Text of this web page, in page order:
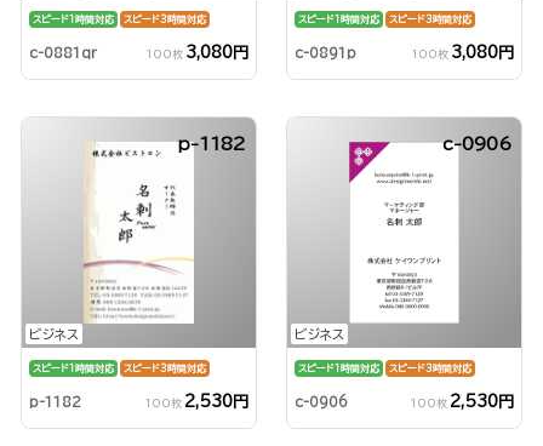
スピード1時間対応 スピード3時間対応
c-0881qr 100枚 3,080円
スピード1時間対応 スピード3時間対応
c-0891p 100枚 3,080円
ビジネス
p-1182
スピード1時間対応 スピード3時間対応
p-1182 100枚 2,530円
ビジネス
c-0906
スピード1時間対応 スピード3時間対応
c-0906 100枚 2,530円